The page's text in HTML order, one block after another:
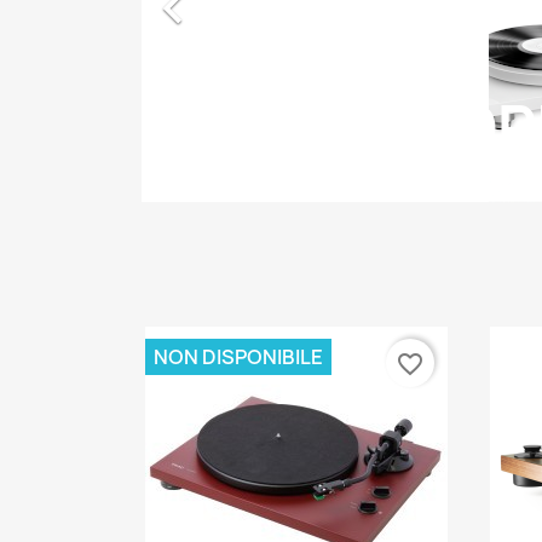
NON DISPONIBILE favorite_border